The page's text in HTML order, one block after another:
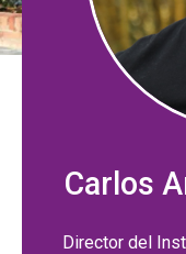
Carlos
Director del